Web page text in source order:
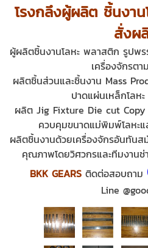
โรงกลึงผู้ผลิต ชิ้นงา
สั่งผ
ผู้ผลิตชิ้นงานโลหะ พลาสติก รูปพ
เครื่องจักรตา
ผลิตชิ้นส่วนและชิ้นงาน Mass
ปาดแผ่นเหล็กโลห
ผลิต Jig Fixture Die cut
ควบคุมขนาดแม่พิมพ์โลหะ
ผลิตชิ้นงานด้วยเครื่องจักรอันทัน
คุณภาพโดยวิศวกรและทีมงาน
BKK GEARS ติดต่อสอบถาม
Line